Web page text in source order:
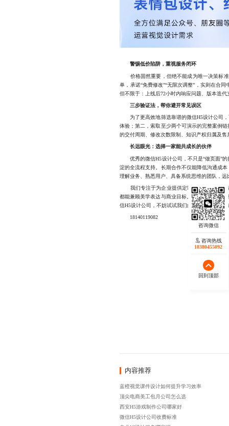
警惕低价陷阱，重视服务闭环
价格固然重要，但绝不能成为唯一决策标准
单，承诺“免费修改”“无限次调整”，实则在合
但不限于：上线后72小时内响应问题、版本迭
三步验证法，帮你避开常见误区
为了更高效地筛选靠谱的微信H5设计公司，
体验；第二，索取至少两个可演示的完整案例
的交付周期、修改次数限制、知识产权归属及
长远眼光：选择一家能共成长的伙伴
优秀的微信H5设计公司，不只是“做页面”的
淀的全流程支持。长期合作不仅能降低沟通成
理解业务、熟悉用户、具备系统思维的团队，远
我们专注于为企业提供定制化微信H5设计与
都能兼顾美学表达与商业目标。我们坚持透明
信H5设计公司，不妨试试我们的服务，相信你
18140119082
内容推荐
蓝橙视觉课件设计如何提升学习效率
顶尖电商美工包月公司怎么选
西安H5游戏制作公司哪家好
微信H5设计公司收费标准
咨询热线
18380455092
回到顶部